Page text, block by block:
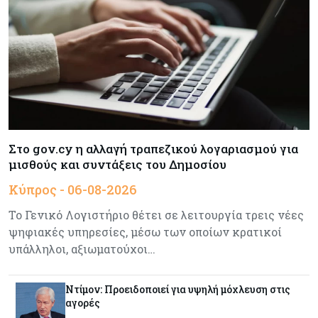
Κόσμος 05-08-2026
Πύραυλος εκτός ελέγχου της SpaceX εκτιμάται
ότι συνετρίβη στη Σελήνη
Ενέργεια 05-08-2026
Με γαλλική σφραγίδα το καλώδιο Ελλάδας –
Meridiam
Banking
Επιτόκια: Μεγάλες αποκλίσεις από τράπεζα σε
τράπεζα στην Κύπρο
Η Κίνα ξεκινά παγκόσμιο φορολογικό κυνήγι –
Ποιοι μπαίνουν στο στόχαστρο
Στο gov.cy η αλλαγή τραπεζικού λογαριασμού για
μισθούς και συντάξεις του Δημοσίου
Κύπρος - 06-08-2026
Το Γενικό Λογιστήριο θέτει σε λειτουργία τρεις νέες
ψηφιακές υπηρεσίες, μέσω των οποίων κρατικοί
υπάλληλοι, αξιωματούχοι…
Ντίμον: Προειδοποιεί για υψηλή μόχλευση στις
αγορές